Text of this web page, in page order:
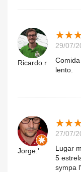
Ricardo.r
★★
★★
29/07/
lento.
Jorge.'
★★
★★
27/07/
Lugar
5
sympa